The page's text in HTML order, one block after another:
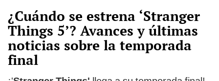
¿Cuándo se estrena ‘Stranger
Things 5’? Avances y últimas
noticias sobre la temporada
final